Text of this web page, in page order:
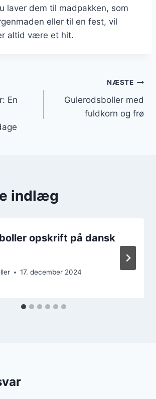
laver dem til madpakken, som
eller til en fest, vil
altid være et hit.
En
NÆSTE
Gulerodsboller med
fuldkorn og frø
indlæg
opskrift på dansk
17. december 2024